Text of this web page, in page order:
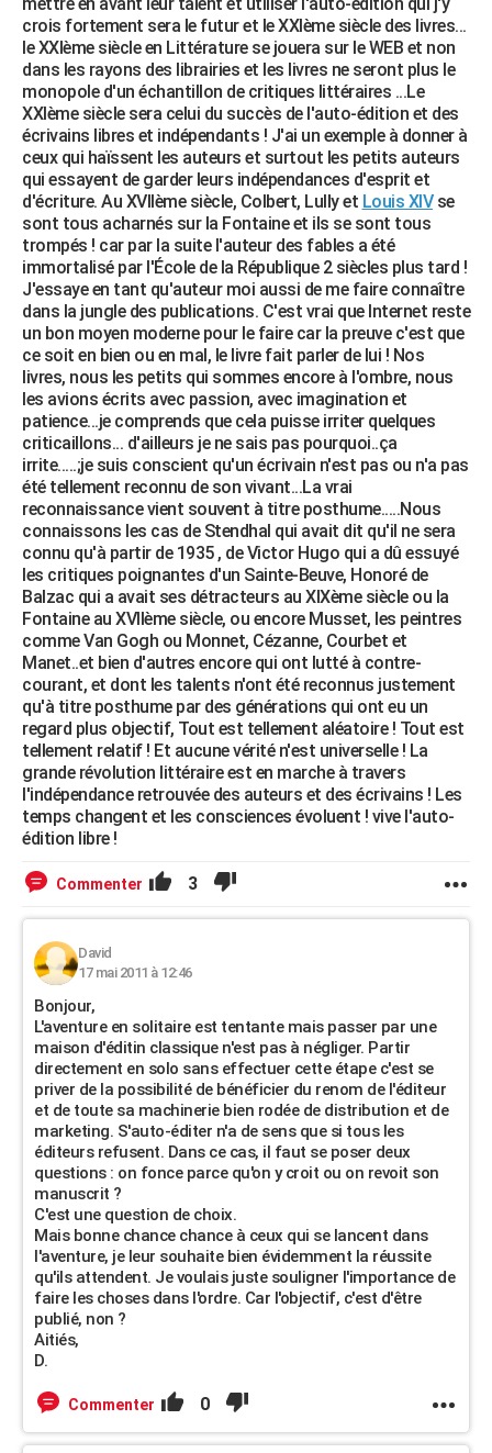
crois fortement sera le futur et le XXIème siècle des livres...
le XXIème siècle en Littérature se jouera sur le WEB et non
dans les rayons des librairies et les livres ne seront plus le
monopole d'un échantillon de critiques littéraires ...Le
XXIème siècle sera celui du succès de l'auto-édition et des
écrivains libres et indépendants ! J'ai un exemple à donner à
ceux qui haïssent les auteurs et surtout les petits auteurs
qui essayent de garder leurs indépendances d'esprit et
d'écriture. Au XVIIème siècle, Colbert, Lully et Louis XIVse
sont tous acharnés sur la Fontaine et ils se sont tous
trompés ! car par la suite l'auteur des fables a été
immortalisé par l'École de la République 2 siècles plus tard !
J'essaye en tant qu'auteur moi aussi de me faire connaître
dans la jungle des publications. C'est vrai que Internet reste
un bon moyen moderne pour le faire car la preuve c'est que
ce soit en bien ou en mal, le livre fait parler de lui ! Nos
livres, nous les petits qui sommes encore à l'ombre, nous
les avions écrits avec passion, avec imagination et
patience...je comprends que cela puisse irriter quelques
criticaillons... d'ailleurs je ne sais pas pourquoi..ça
irrite.....;je suis conscient qu'un écrivain n'est pas ou n'a pas
été tellement reconnu de son vivant...La vrai
reconnaissance vient souvent à titre posthume.....Nous
connaissons les cas de Stendhal qui avait dit qu'il ne sera
connu qu'à partir de 1935 , de Victor Hugo qui a dû essuyé
les critiques poignantes d'un Sainte-Beuve, Honoré de
Balzac qui a avait ses détracteurs au XIXème siècle ou la
Fontaine au XVIIème siècle, ou encore Musset, les peintres
comme Van Gogh ou Monnet, Cézanne, Courbet et
Manet..et bien d'autres encore qui ont lutté à contre-
courant, et dont les talents n'ont été reconnus justement
qu'à titre posthume par des générations qui ont eu un
regard plus objectif, Tout est tellement aléatoire ! Tout est
tellement relatif ! Et aucune vérité n'est universelle ! La
grande révolution littéraire est en marche à travers
l'indépendance retrouvée des auteurs et des écrivains ! Les
temps changent et les consciences évoluent ! vive l'auto-
édition libre !
Commenter 3
David
17 mai 2011 à 12:46
Bonjour,
L'aventure en solitaire est tentante mais passer par une
maison d'éditin classique n'est pas à négliger. Partir
directement en solo sans effectuer cette étape c'est se
priver de la possibilité de bénéficier du renom de l'éditeur
et de toute sa machinerie bien rodée de distribution et de
marketing. S'auto-éditer n'a de sens que si tous les
éditeurs refusent. Dans ce cas, il faut se poser deux
questions : on fonce parce qu'on y croit ou on revoit son
manuscrit ?
C'est une question de choix.
Mais bonne chance chance à ceux qui se lancent dans
l'aventure, je leur souhaite bien évidemment la réussite
qu'ils attendent. Je voulais juste souligner l'importance de
faire les choses dans l'ordre. Car l'objectif, c'est d'être
publié, non ?
Aitiés,
D.
Commenter 0